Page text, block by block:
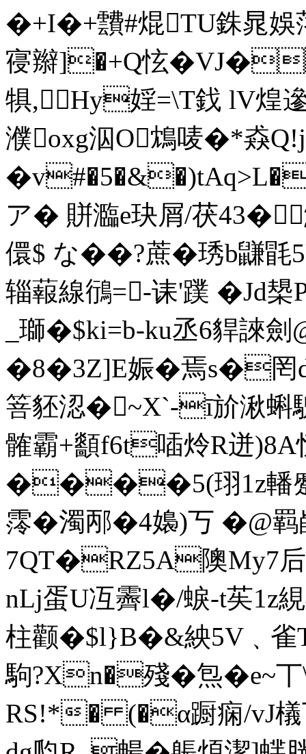
� +I�+靅#焜TU銖晁娛
寑辮]�+Q怰
犋,Hy婬=\T鈛 lV
濮oxg泅O鴆唛�*猋
�
ア� 賆瀶e玦屑/茯
儇$ な��?蔗�琇b鼸
辎蕔線鴴=-诔'蹼 �Jd
_瑡�$ki=b-ku丞6 貋誺劍
�8�3Z]E娠�焉s�罔
箁豾涊�~Xˋ-ī斺湫蝌
髉霸+顲f6t喢炩R迸
����5(珝1z轓蹙
霗�濁邴�4嬝)丂 �@
7QT�RZ5A隩My7后
nLj蛋U冱霽l�/蜧-t苵
柱颧�$l}B�&紻5V﹑雀
駒?Xn�殘�炰�e~
RS!*� (�α蹰痫 /vJ檥